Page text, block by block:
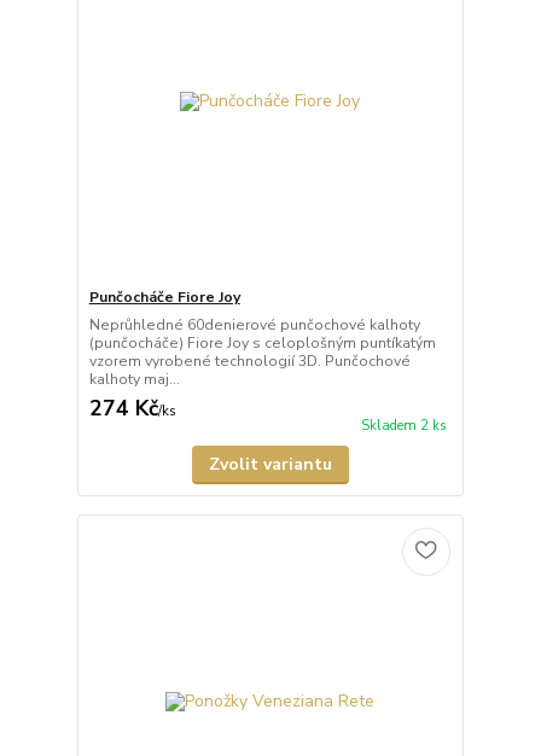
Punčocháče Fiore Joy
Neprůhledné 60denierové punčochové kalhoty
(punčocháče) Fiore Joy s celoplošným puntíkatým
vzorem vyrobené technologií 3D. Punčochové
kalhoty maj...
274 Kč/ks
Skladem 2 ks
Zvolit variantu